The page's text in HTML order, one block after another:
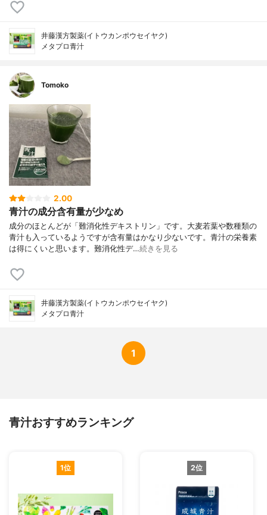
井藤漢方製薬(イトウカンポウセイヤク)
メタプロ青汁
Tomoko
2.00
青汁の成分含有量が少なめ
成分のほとんどが「難消化性デキストリン」です。大麦若葉や数種類の
青汁も入っているようですが含有量はかなり少ないです。青汁の栄養素
は得にくいと思います。難消化性デ…続きを見る
井藤漢方製薬(イトウカンポウセイヤク)
メタプロ青汁
1
青汁おすすめランキング
1位 2位